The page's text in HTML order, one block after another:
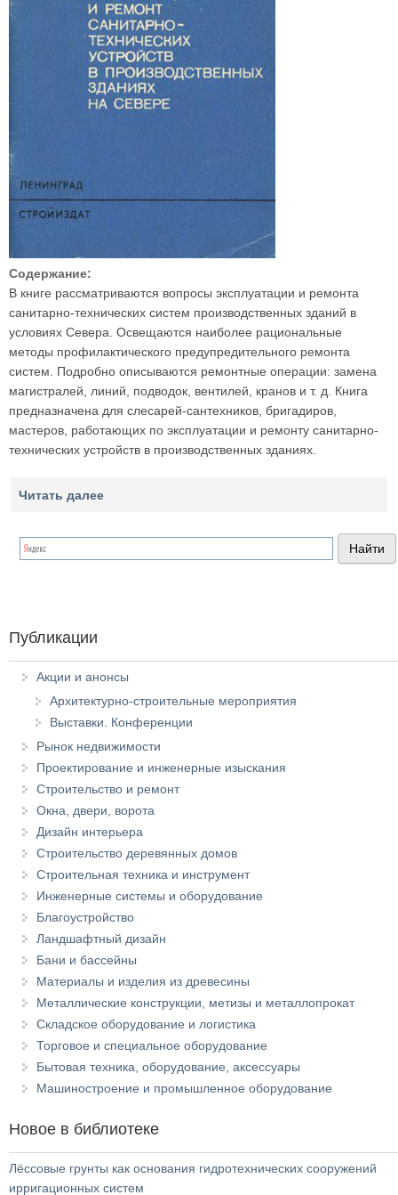
Содержание:
В книге рассматриваются вопросы эксплуатации и ремонта
санитарно-технических систем производственных зданий в
условиях Севера. Освещаются наиболее рациональные
методы профилактического предупредительного ремонта
систем. Подробно описываются ремонтные операции: замена
магистралей, линий, подводок, вентилей, кранов и т. д. Книга
предназначена для слесарей-сантехников, бригадиров,
мастеров, работающих по эксплуатации и ремонту санитарно-
технических устройств в производственных зданиях.
Читать далее
Публикации
Акции и анонсы
Архитектурно-строительные мероприятия
Выставки. Конференции
Рынок недвижимости
Проектирование и инженерные изыскания
Строительство и ремонт
Окна, двери, ворота
Дизайн интерьера
Строительство деревянных домов
Строительная техника и инструмент
Инженерные системы и оборудование
Благоустройство
Ландшафтный дизайн
Бани и бассейны
Материалы и изделия из древесины
Металлические конструкции, метизы и металлопрокат
Складское оборудование и логистика
Торговое и специальное оборудование
Бытовая техника, оборудование, аксессуары
Машиностроение и промышленное оборудование
Новое в библиотеке
Лёссовые грунты как основания гидротехнических сооружений
ирригационных систем